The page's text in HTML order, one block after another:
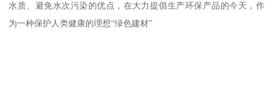
水质、避免水次污染的优点，在大力提倡生产环保产品的今天，作
为一种保护人类健康的理想“绿色建材”